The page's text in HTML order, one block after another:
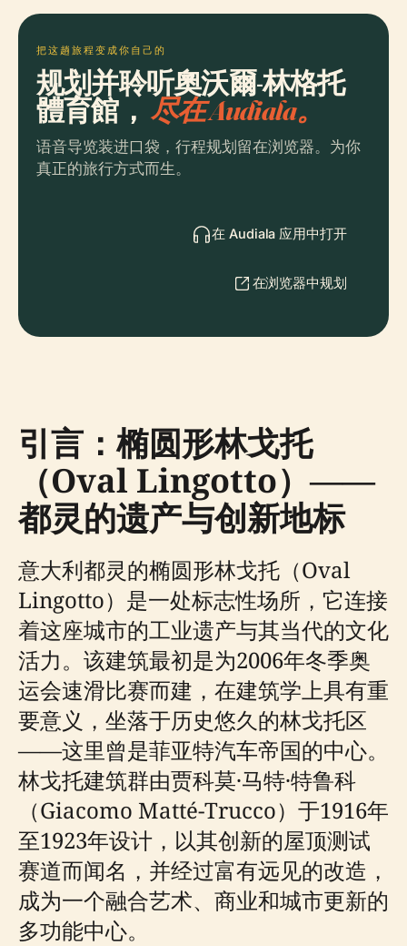
把这趟旅程变成你自己的
规划并聆听奧沃爾-林格托
體育館，尽在 Audiala。
语音导览装进口袋，行程规划留在浏览器。为你
真正的旅行方式而生。
在 Audiala 应用中打开
在浏览器中规划
引言：椭圆形林戈托
（Oval Lingotto）——
都灵的遗产与创新地标
意大利都灵的椭圆形林戈托（Oval
Lingotto）是一处标志性场所，它连接
着这座城市的工业遗产与其当代的文化
活力。该建筑最初是为2006年冬季奥
运会速滑比赛而建，在建筑学上具有重
要意义，坐落于历史悠久的林戈托区
——这里曾是菲亚特汽车帝国的中心。
林戈托建筑群由贾科莫·马特·特鲁科
（Giacomo Matté-Trucco）于1916年
至1923年设计，以其创新的屋顶测试
赛道而闻名，并经过富有远见的改造，
成为一个融合艺术、商业和城市更新的
多功能中心。